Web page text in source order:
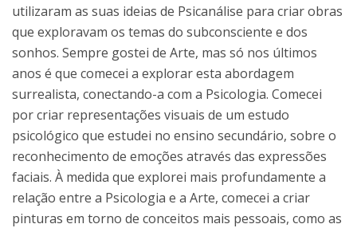
utilizaram as suas ideias de Psicanálise para criar obras
que exploravam os temas do subconsciente e dos
sonhos. Sempre gostei de Arte, mas só nos últimos
anos é que comecei a explorar esta abordagem
surrealista, conectando-a com a Psicologia. Comecei
por criar representações visuais de um estudo
psicológico que estudei no ensino secundário, sobre o
reconhecimento de emoções através das expressões
faciais. À medida que explorei mais profundamente a
relação entre a Psicologia e a Arte, comecei a criar
pinturas em torno de conceitos mais pessoais, como as